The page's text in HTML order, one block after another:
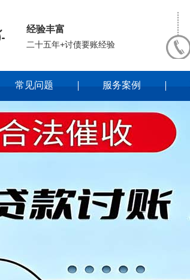
经验丰富
二十五年+讨债要账经验
常见问题 服务案例